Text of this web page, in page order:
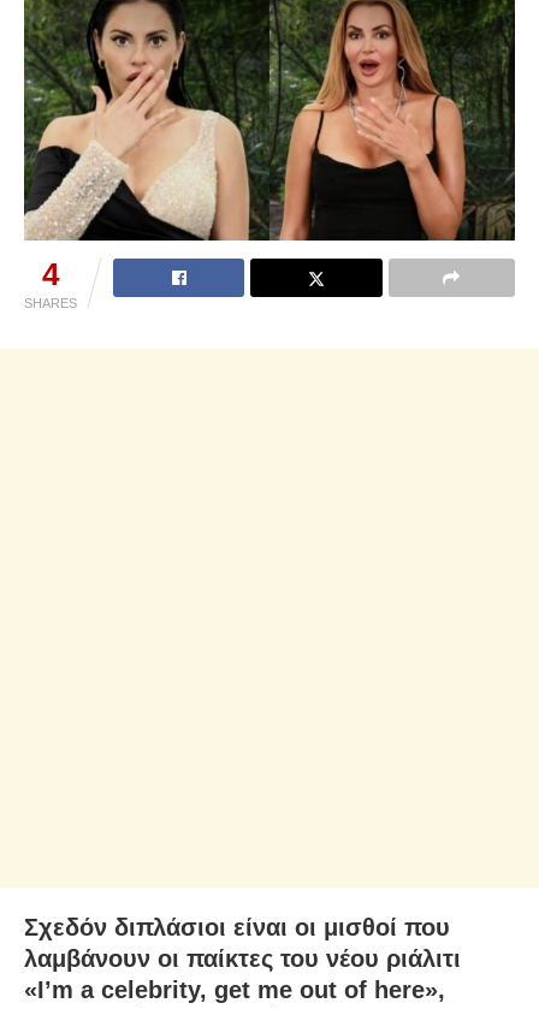
4
SHARES
Σχεδόν διπλάσιοι είναι οι μισθοί που
λαμβάνουν οι παίκτες του νέου ριάλιτι
«I’m a celebrity, get me out of here»,